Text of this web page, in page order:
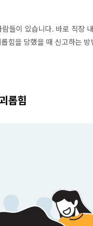
들이 있습니다. 바로 직장
힘을 당했을 때 신고하는
롭힘